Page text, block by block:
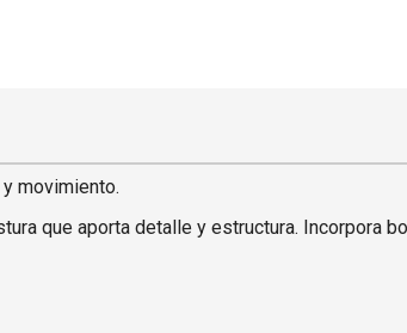
movimiento.
que aporta detalle y estructura. Incorpora